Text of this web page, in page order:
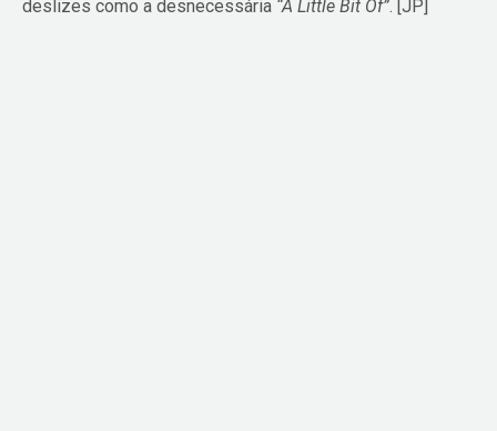
deslizes como a desnecessária “A Little Bit Of”. [JP]